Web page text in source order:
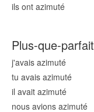
ils ont azimuté
Plus-que-parfait
j'avais azimuté
tu avais azimuté
il avait azimuté
nous avions azimuté